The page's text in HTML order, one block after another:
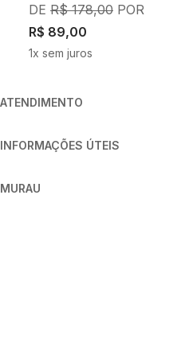
R$ 178,00
R$ 89,00
1x sem juros
ATENDIMENTO
INFORMAÇÕES ÚTEIS
MURAU